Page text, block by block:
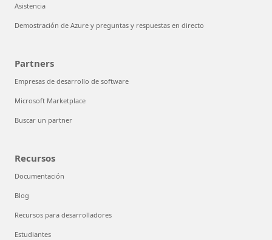
Asistencia
Demostración de Azure y preguntas y respuestas en directo
Partners
Empresas de desarrollo de software
Microsoft Marketplace
Buscar un partner
Recursos
Documentación
Blog
Recursos para desarrolladores
Estudiantes